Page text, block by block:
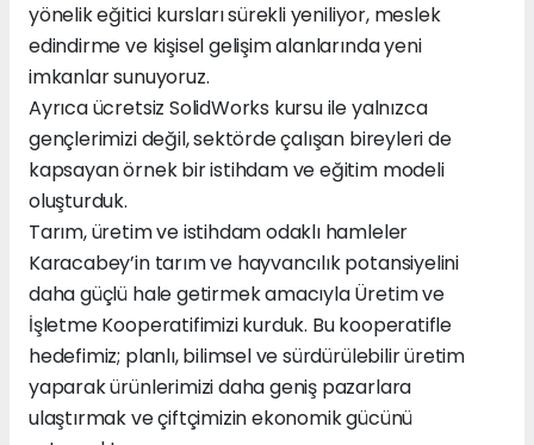
yönelik eğitici kursları sürekli yeniliyor, meslek
edindirme ve kişisel gelişim alanlarında yeni
imkanlar sunuyoruz.
Ayrıca ücretsiz SolidWorks kursu ile yalnızca
gençlerimizi değil, sektörde çalışan bireyleri de
kapsayan örnek bir istihdam ve eğitim modeli
oluşturduk.
Tarım, üretim ve istihdam odaklı hamleler
Karacabey’in tarım ve hayvancılık potansiyelini
daha güçlü hale getirmek amacıyla Üretim ve
İşletme Kooperatifimizi kurduk. Bu kooperatifle
hedefimiz; planlı, bilimsel ve sürdürülebilir üretim
yaparak ürünlerimizi daha geniş pazarlara
ulaştırmak ve çiftçimizin ekonomik gücünü